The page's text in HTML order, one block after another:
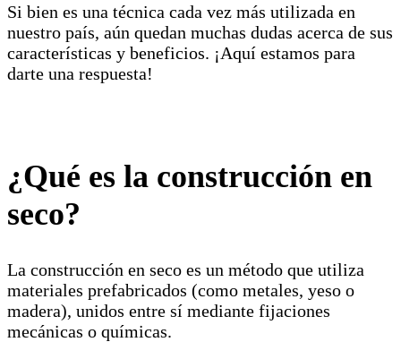
Si bien es una técnica cada vez más utilizada en
nuestro país, aún quedan muchas dudas acerca de sus
características y beneficios. ¡Aquí estamos para
darte una respuesta!
¿Qué es la construcción en
seco?
La construcción en seco es un método que utiliza
materiales prefabricados (como metales, yeso o
madera), unidos entre sí mediante fijaciones
mecánicas o químicas.